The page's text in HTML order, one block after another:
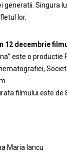
generatii. Singura
lor.
12 decembrie
este o productie
filmului este de
Maria Iancu